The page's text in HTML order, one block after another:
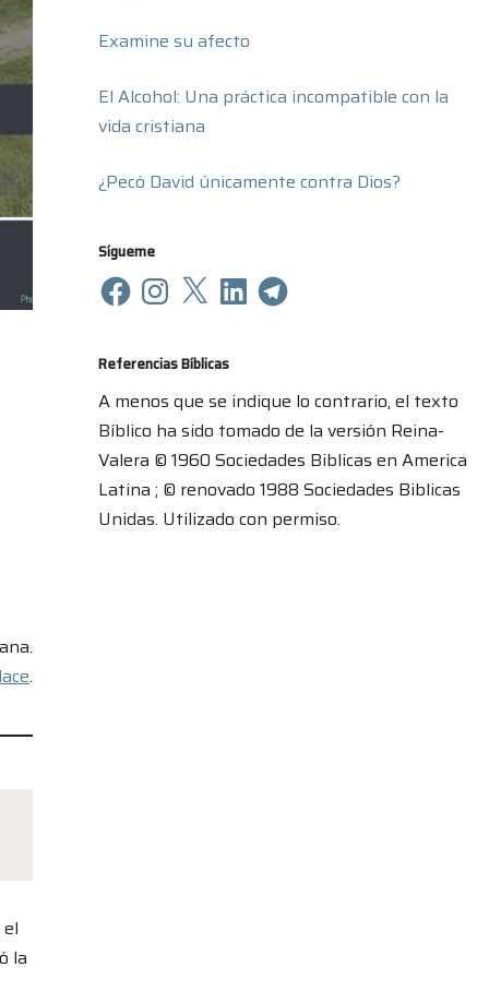
.
la
Examine su afecto
El Alcohol: Una práctica incompatible con la
vida cristiana
¿Pecó David únicamente contra Dios?
Sígueme
Referencias Bíblicas
A menos que se indique lo contrario, el texto
Bíblico ha sido tomado de la versión Reina-
Valera © 1960 Sociedades Biblicas en America
Latina ; © renovado 1988 Sociedades Biblicas
Unidas. Utilizado con permiso.